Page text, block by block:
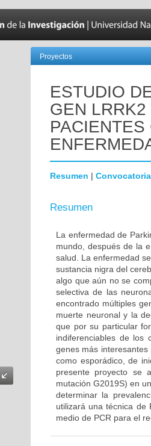
Proyectos
ESTUDIO
GEN LRRK2
Resumen | Convocatoria
Resumen
La enfermedad de
mundo, después de la
salud. La enfermedad
sustancia nigra del
algo que aún no se
selectiva de las
encontrado múltiples
muerte neuronal y la
que por su particular
indiferenciables de los
genes más
como esporádico, de
presente proyecto se
mutación G2019S) en
determinar la
utilizará una técnica de
medio de PCR para el